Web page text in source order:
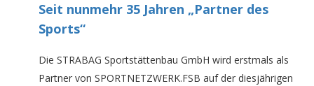
Seit nunmehr 35 Jahren „Partner des
Sports“
Die STRABAG Sportstättenbau GmbH wird erstmals als
Partner von SPORTNETZWERK.FSB auf der diesjährigen